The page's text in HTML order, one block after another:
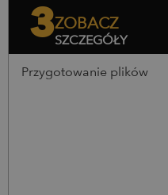
3ZOBACZ
SZCZEGÓŁY
Przygotowanie plików